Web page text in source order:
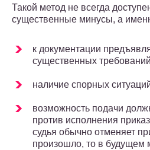
Такой метод не всегда
существенные минусы, а
к документации
существенных
наличие спорных
возможность подачи
против исполнения
судья обычно отменяет
произошло, то в будущем